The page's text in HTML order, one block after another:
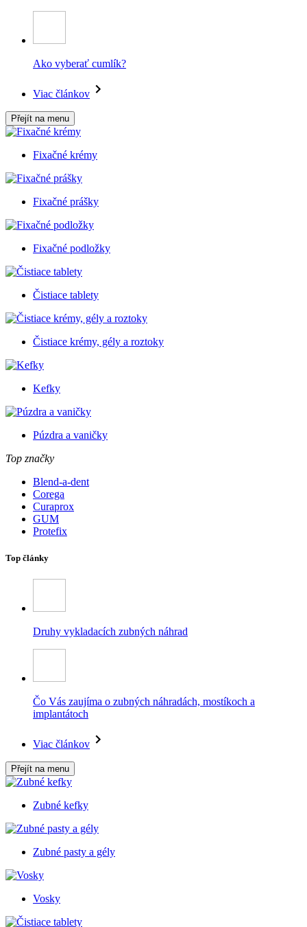
Ako vyberať cumlík?
Viac článkov
Přejít na menu
Fixačné krémy
Fixačné prášky
Fixačné podložky
Čistiace tablety
Čistiace krémy, gély a roztoky
Kefky
Púzdra a vaničky
Top značky
Blend-a-dent
Corega
Curaprox
GUM
Protefix
Top články
Druhy vykladacích zubných náhrad
Čo Vás zaujíma o zubných náhradách, mostíkoch a
implantátoch
Viac článkov
Přejít na menu
Zubné kefky
Zubné pasty a gély
Vosky